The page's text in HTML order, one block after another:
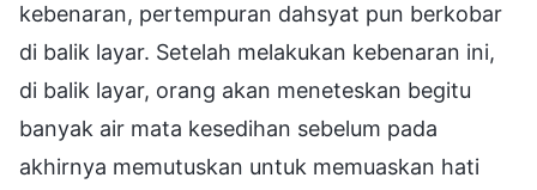
kebenaran, pertempuran dahsyat pun berkobar
di balik layar. Setelah melakukan kebenaran ini,
di balik layar, orang akan meneteskan begitu
banyak air mata kesedihan sebelum pada
akhirnya memutuskan untuk memuaskan hati